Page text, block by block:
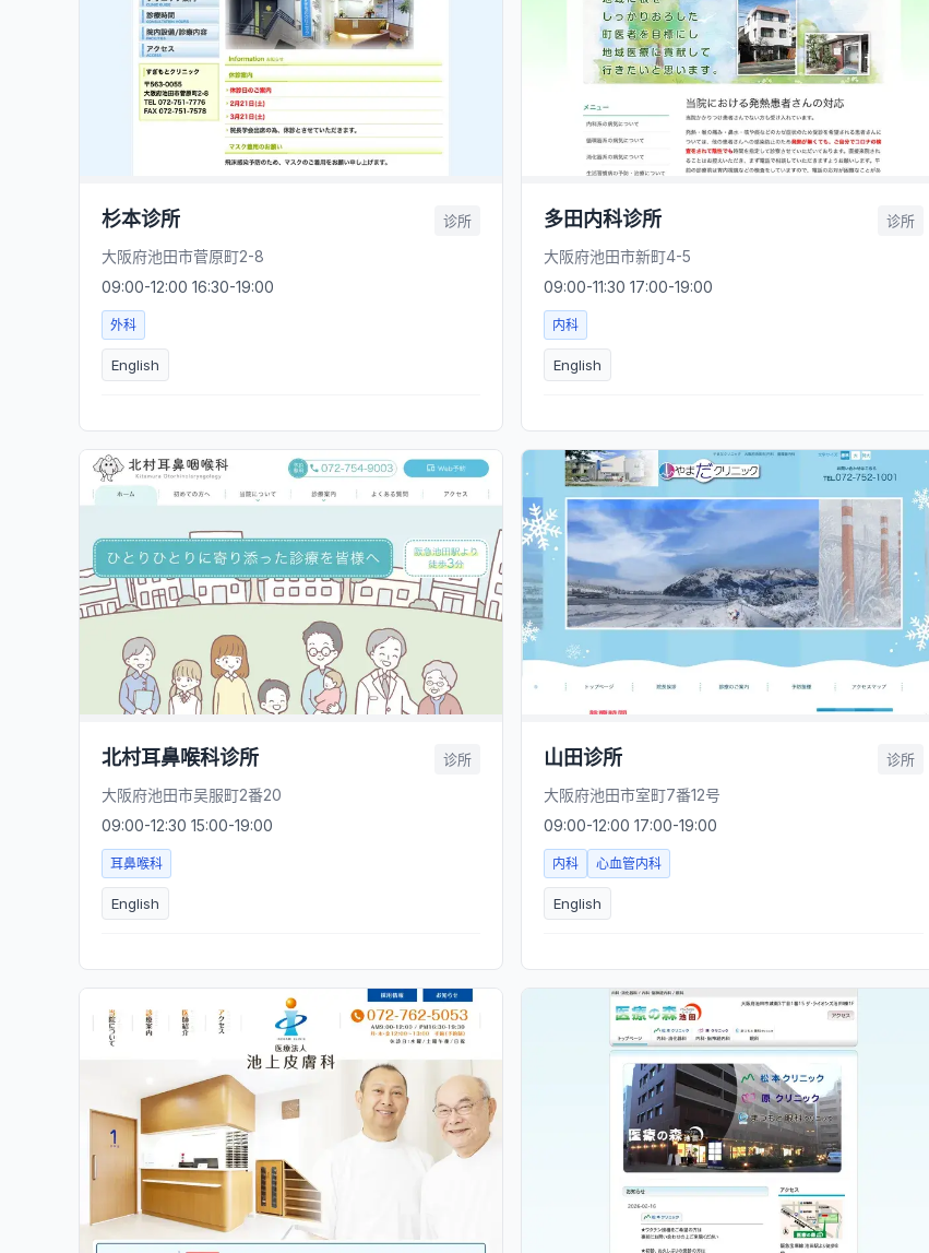
杉本诊所 诊所
大阪府池田市菅原町2-8
09:00-12:00 16:30-19:00
外科
English
多田内科诊所 诊所
大阪府池田市新町4-5
09:00-11:30 17:00-19:00
内科
English
北村耳鼻喉科诊所 诊所
大阪府池田市吴服町2番20
09:00-12:30 15:00-19:00
耳鼻喉科
English
山田诊所 诊所
大阪府池田市室町7番12号
09:00-12:00 17:00-19:00
内科 心血管内科
English